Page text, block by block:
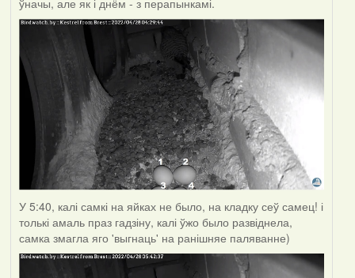
У 5:40, калі самкі на яйках не было, на кладку сеў самец! і
толькі амаль праз гадзіну, калі ўжо было развіднела,
самка змагла яго 'выгнаць' на ранішняе паляванне)